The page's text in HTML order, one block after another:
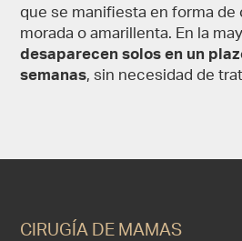
que se manifiesta en forma de
morada o amarillenta. En la
desaparecen solos en un
semanas, sin necesidad de
CIRUGÍA DE MAMAS